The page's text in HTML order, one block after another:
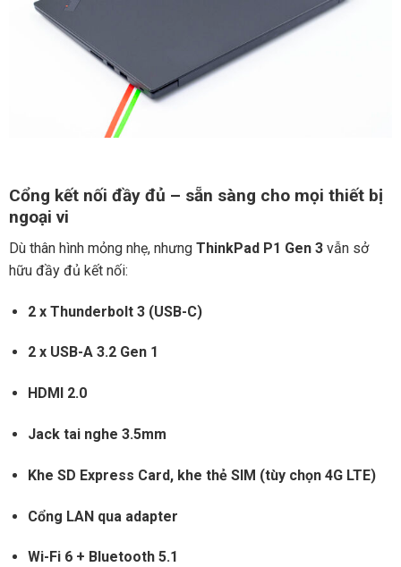
Cổng kết nối đầy đủ – sẵn sàng cho mọi thiết bị
ngoại vi
Dù thân hình mỏng nhẹ, nhưng ThinkPad P1 Gen 3vẫn sở
hữu đầy đủ kết nối:
2 x Thunderbolt 3 (USB-C)
2 x USB-A 3.2 Gen 1
HDMI 2.0
Jack tai nghe 3.5mm
Khe SD Express Card, khe thẻ SIM (tùy chọn 4G LTE)
Cổng LAN qua adapter
Wi-Fi 6 + Bluetooth 5.1